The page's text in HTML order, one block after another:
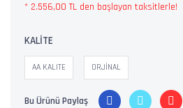
* 2.556,00 TL den başlayan taksitlerle!
KALİTE
AA KALITE ORJİNAL
Bu Ürünü Paylaş